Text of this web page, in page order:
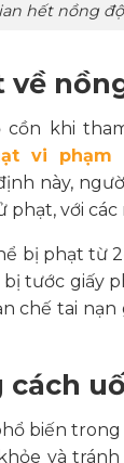
hết nồng
khi
vi
này,
phạt, với
bị phạt từ
tước giấy
chế tai
cách
biến
và